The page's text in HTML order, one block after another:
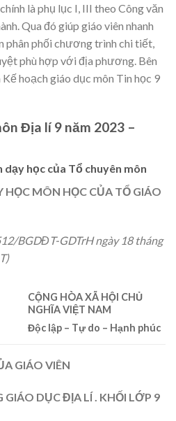
là phụ lục I, III theo Công văn
Qua đó giúp giáo viên nhanh
phân phối chương trình chi tiết,
phù hợp với địa phương. Bên
hoạch giáo dục môn Tin học 9
Địa lí 9 năm 2023 –
dạy học của Tổ chuyên môn
MÔN HỌC CỦA TỔ GIÁO
BGDĐT-GDTrH ngày 18 tháng
CỘNG HÒA XÃ HỘI CHỦ
NGHĨA VIỆT NAM
Độc lập – Tự do – Hạnh phúc
GIÁO VIÊN
DỤC ĐỊA LÍ . KHỐI LỚP 9